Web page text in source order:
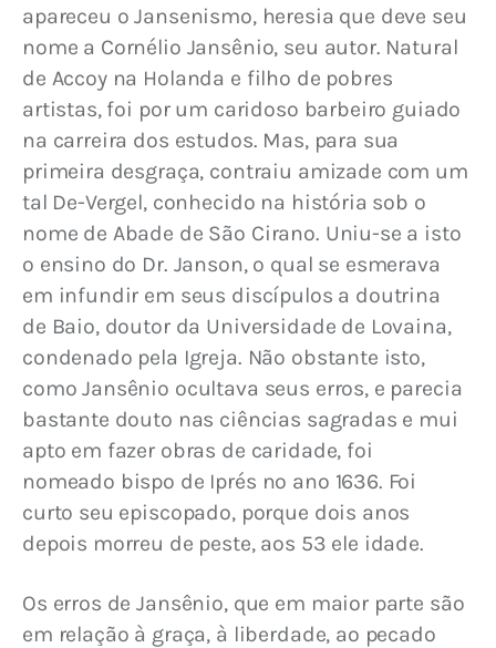
apareceu o Jansenismo, heresia que deve seu
nome a Cornélio Jansênio, seu autor. Natural
de Accoy na Holanda e filho de pobres
artistas, foi por um caridoso barbeiro guiado
na carreira dos estudos. Mas, para sua
primeira desgraça, contraiu amizade com um
tal De-Vergel, conhecido na história sob o
nome de Abade de São Cirano. Uniu-se a isto
o ensino do Dr. Janson, o qual se esmerava
em infundir em seus discípulos a doutrina
de Baio, doutor da Universidade de Lovaina,
condenado pela Igreja. Não obstante isto,
como Jansênio ocultava seus erros, e parecia
bastante douto nas ciências sagradas e mui
apto em fazer obras de caridade, foi
nomeado bispo de Iprés no ano 1636. Foi
curto seu episcopado, porque dois anos
depois morreu de peste, aos 53 ele idade.
Os erros de Jansênio, que em maior parte são
em relação à graça, à liberdade, ao pecado